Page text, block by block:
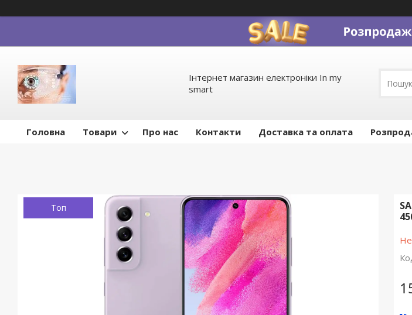
Інтернет магазин електроніки In my
smart
Головна Товари Про нас Контакти Доставка та оплата
Топ